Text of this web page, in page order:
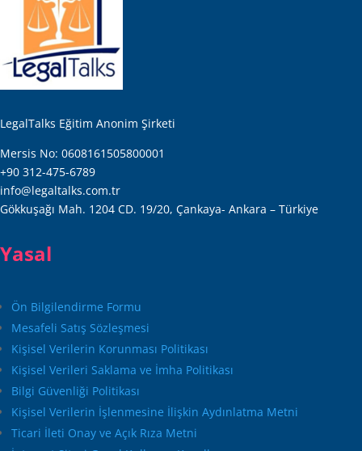
LegalTalks Eğitim Anonim Şirketi
Mersis No: 0608161505800001
+90 312-475-6789
info@legaltalks.com.tr
Gökkuşağı Mah. 1204 CD. 19/20, Çankaya- Ankara – Türkiye
Yasal
Ön Bilgilendirme Formu
Mesafeli Satış Sözleşmesi
Kişisel Verilerin Korunması Politikası
Kişisel Verileri Saklama ve İmha Politikası
Bilgi Güvenliği Politikası
Kişisel Verilerin İşlenmesine İlişkin Aydınlatma Metni
Ticari İleti Onay ve Açık Rıza Metni